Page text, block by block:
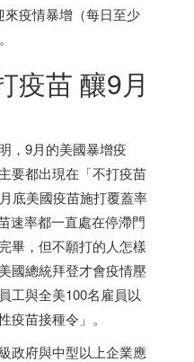
疫情暴增（每日至少
疫苗 釀9月
，9月的美國暴增疫
要都出現在「不打疫苗
底美國疫苗施打覆蓋率
速率都一直處在停滯門
，但不願打的人怎樣
總統拜登才會疫情壓
工與全美100名雇員以
疫苗接種令」。
政府與中型以上企業應